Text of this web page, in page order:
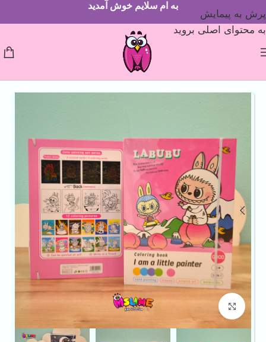
پرش به پیمایش
به محتوای اصلی بروید
به ام سلایم خوش آمدید
بزرگنمایی تصویر